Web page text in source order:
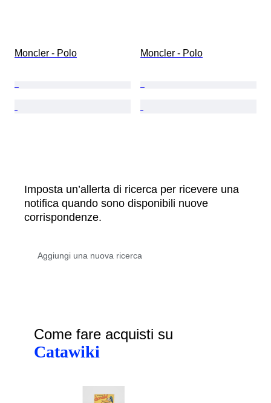
Moncler - Polo Moncler - Polo
Imposta un’allerta di ricerca per ricevere una
notifica quando sono disponibili nuove
corrispondenze.
Come fare acquisti su
Catawiki